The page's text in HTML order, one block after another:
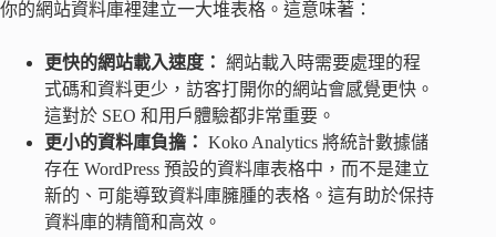
你的網站資料庫裡建立一大堆表格。這意味著：
更快的網站載入速度： 網站載入時需要處理的程
式碼和資料更少，訪客打開你的網站會感覺更快。
這對於 SEO 和用戶體驗都非常重要。
更小的資料庫負擔： Koko Analytics 將統計數據儲
存在 WordPress 預設的資料庫表格中，而不是建立
新的、可能導致資料庫臃腫的表格。這有助於保持
資料庫的精簡和高效。